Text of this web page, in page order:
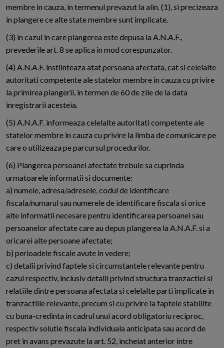
membre in cauza, in termenul prevazut la alin. (1), si precizeaza
in plangere ce alte state membre sunt implicate.
(3) in cazul in care plangerea este depusa la A.N.A.F.,
prevederile art. 8 se aplica in mod corespunzator.
(4) A.N.A.F. instiinteaza atat persoana afectata, cat si celelalte
autoritati competente ale statelor membre in cauza cu privire
la primirea plangerii, in termen de 60 de zile de la data
inregistrarii acesteia.
(5) A.N.A.F. informeaza celelalte autoritati competente ale
statelor membre in cauza cu privire la limba de comunicare pe
care o utilizeaza pe parcursul procedurilor.
(6) Plangerea persoanei afectate trebuie sa cuprinda
urmatoarele informatii si documente:
a) numele, adresa/adresele, codul de identificare
fiscala/numarul sau numerele de identificare fiscala si orice
alte informatii necesare pentru identificarea persoanei sau
persoanelor afectate care au depus plangerea la A.N.A.F. si a
oricarei alte persoane afectate;
b) perioadele fiscale avute in vedere;
c) detalii privind faptele si circumstantele relevante pentru
cazul respectiv, inclusiv detalii privind structura tranzactiei si
relatiile dintre persoana afectata si celelalte parti implicate in
tranzactiile relevante, precum si cu privire la faptele stabilite
cu buna-credinta in cadrul unui acord obligatoriu reciproc,
respectiv solutie fiscala individuala anticipata sau acord de
pret in avans prevazute la art. 52, incheiat anterior intre